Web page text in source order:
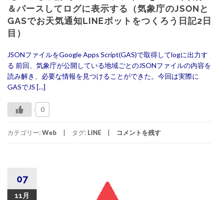
＆パースしてログに表示する（気象庁のJSONと
GASでお天気通知LINEボットをつくろう日記2日
目）
JSONファイルをGoogle Apps Script(GAS)で取得してlogに出力す
る 前回、気象庁が公開している地域ごとのJSONファイルの内容を
読み解き、必要な情報を見つけることができた。今回は実際に
GASでJS […]
0
カテゴリー:Web タグ: LINE コメントを残す
07
11月